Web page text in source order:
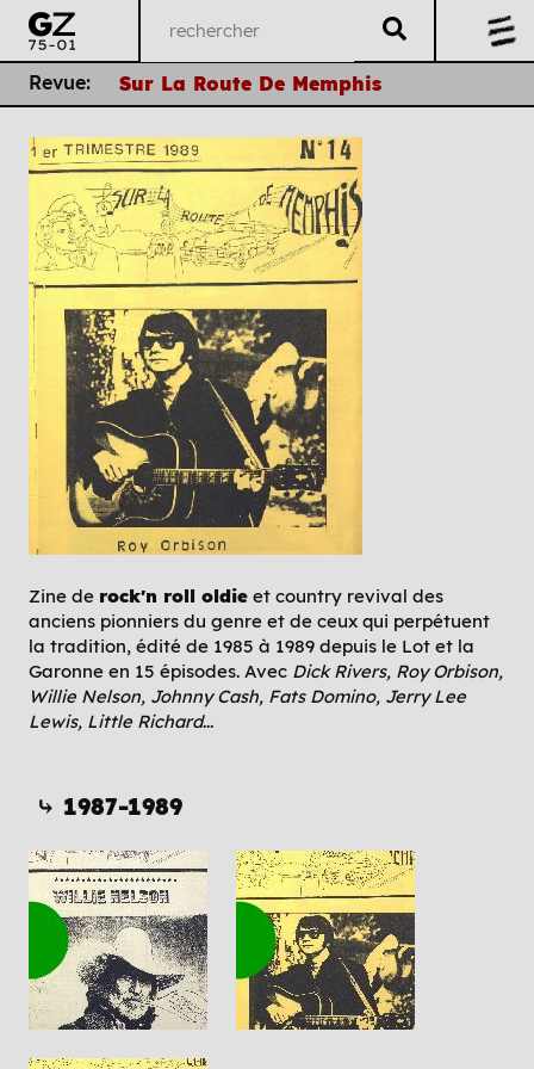
Revue: Sur La Route De Memphis
Zine de rock'n roll oldie et country revival des
anciens pionniers du genre et de ceux qui perpétuent
la tradition, édité de 1985 à 1989 depuis le Lot et la
Garonne en 15 épisodes. Avec Dick Rivers, Roy Orbison,
Willie Nelson, Johnny Cash, Fats Domino, Jerry Lee
Lewis, Little Richard...
⤷ 1987-1989